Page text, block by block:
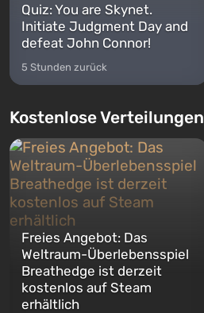
Quiz: You are Skynet.
Initiate Judgment Day and
defeat John Connor!
5 Stunden zurück
Kostenlose Verteilungen
Freies Angebot: Das
Weltraum-Überlebensspiel
Breathedge ist derzeit
kostenlos auf Steam
erhältlich